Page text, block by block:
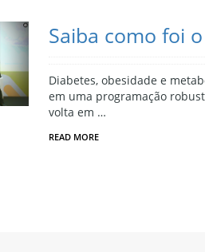
Saiba como foi
Diabetes, obesidade e
em uma programação
volta em …
READ MORE